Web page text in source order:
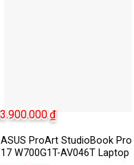
ASUS ProArt StudioBook Pro
17 W700G1T-AV046T Laptop
₫